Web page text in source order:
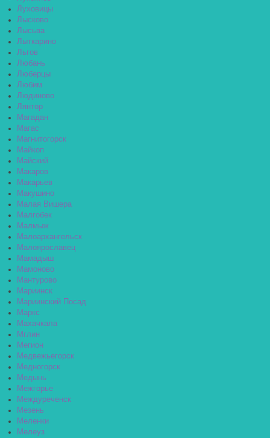
Луховицы
Лысково
Лысьва
Лыткарино
Льгов
Любань
Люберцы
Любим
Людиново
Лянтор
Магадан
Магас
Магнитогорск
Майкоп
Майский
Макаров
Макарьев
Макушино
Малая Вишера
Малгобек
Малмыж
Малоархангельск
Малоярославец
Мамадыш
Мамоново
Мантурово
Мариинск
Мариинский Посад
Маркс
Махачкала
Мглин
Мегион
Медвежьегорск
Медногорск
Медынь
Межгорье
Междуреченск
Мезень
Меленки
Мелеуз